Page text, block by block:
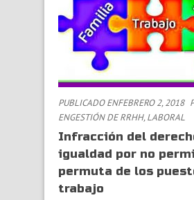
PUBLICADO ENFEBRERO 2, 2018
ENGESTIÓN DE RRHH,LABORAL
Infracción del
igualdad por no
permuta de los
trabajo